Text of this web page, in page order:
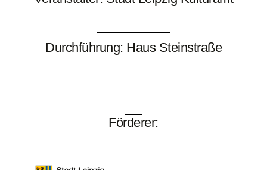
Durchführung: Haus Steinstraße
Förderer: